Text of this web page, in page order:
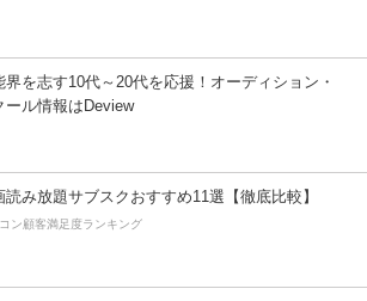
界を志す10代～20代を応援！オーディション・
ール情報はDeview
読み放題サブスクおすすめ11選【徹底比較】
ン顧客満足度ランキング